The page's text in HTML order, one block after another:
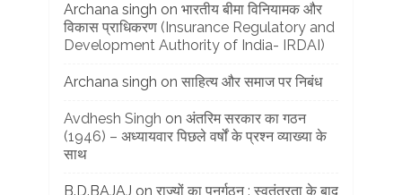
Archana singh on भारतीय बीमा विनियामक और
विकास प्राधिकरण (Insurance Regulatory and
Development Authority of India- IRDAI)
Archana singh on साहित्य और समाज पर निबंध
Avdhesh Singh on अंतरिम सरकार का गठन
(1946) – अध्यायवार पिछले वर्षों के प्रश्न व्याख्या के
साथ
B.D.BAJAJ on राज्यों का पुनर्गठन : स्वतंत्रता के बाद